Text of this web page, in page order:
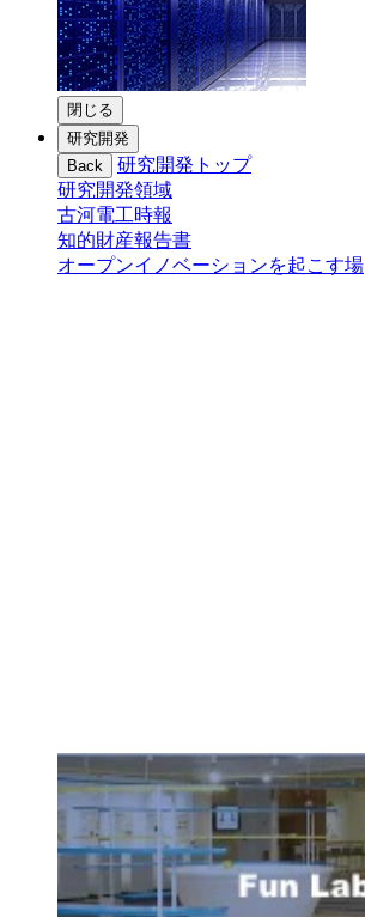
閉じる
研究開発
Back
研究開発トップ
研究開発領域
古河電工時報
知的財産報告書
オープンイノベーションを起こす場